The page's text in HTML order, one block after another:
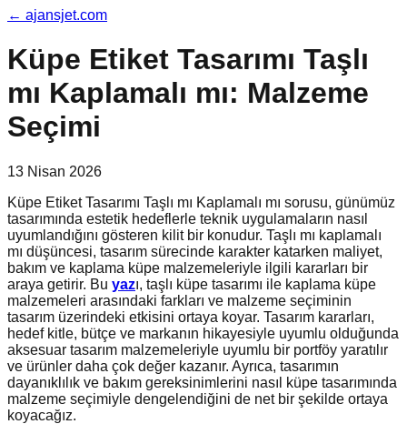
← ajansjet.com
Küpe Etiket Tasarımı Taşlı
mı Kaplamalı mı: Malzeme
Seçimi
13 Nisan 2026
Küpe Etiket Tasarımı Taşlı mı Kaplamalı mı sorusu, günümüz
tasarımında estetik hedeflerle teknik uygulamaların nasıl
uyumlandığını gösteren kilit bir konudur. Taşlı mı kaplamalı
mı düşüncesi, tasarım sürecinde karakter katarken maliyet,
bakım ve kaplama küpe malzemeleriyle ilgili kararları bir
araya getirir. Bu yazı, taşlı küpe tasarımı ile kaplama küpe
malzemeleri arasındaki farkları ve malzeme seçiminin
tasarım üzerindeki etkisini ortaya koyar. Tasarım kararları,
hedef kitle, bütçe ve markanın hikayesiyle uyumlu olduğunda
aksesuar tasarım malzemeleriyle uyumlu bir portföy yaratılır
ve ürünler daha çok değer kazanır. Ayrıca, tasarımın
dayanıklılık ve bakım gereksinimlerini nasıl küpe tasarımında
malzeme seçimiyle dengelendiğini de net bir şekilde ortaya
koyacağız.